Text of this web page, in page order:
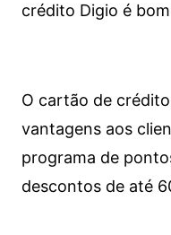
crédito Digio é
O cartão de
vantagens aos
programa de
descontos de até